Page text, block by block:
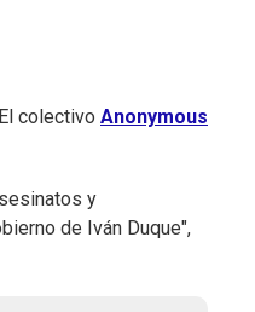
colectivo Anonymous
y
de Iván Duque",